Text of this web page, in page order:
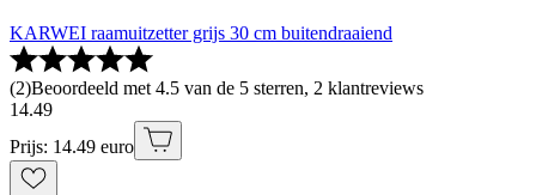
KARWEI raamuitzetter grijs 30 cm buitendraaiend
(2)Beoordeeld met 4.5 van de 5 sterren, 2 klantreviews
14.49
Prijs: 14.49 euro